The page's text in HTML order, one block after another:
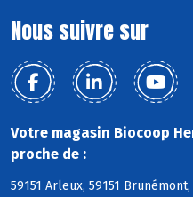
Nous suivre sur
Votre magasin Biocoop
proche de :
59151 Arleux, 59151